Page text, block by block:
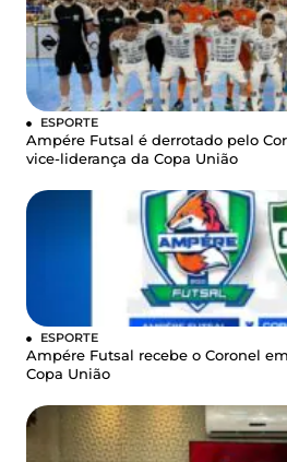
ESPORTE
Ampére Futsal é derrotado pelo
vice-liderança da Copa União
ESPORTE
Ampére Futsal recebe o Coronel
Copa União